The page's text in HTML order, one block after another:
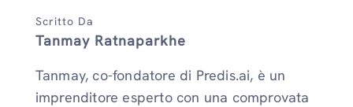
Scritto Da
Tanmay Ratnaparkhe
Tanmay, co-fondatore di Predis.ai, è un
imprenditore esperto con una comprovata